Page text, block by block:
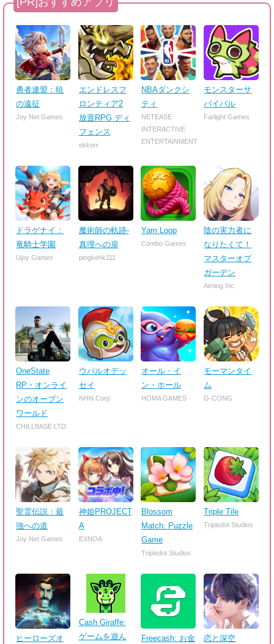
勇者連盟：暁
の遠征
Joy Net Games
エンドレスフ
ロンティア2
放置RPG ディ
フェンス
ekkorr
NBAダンクシ
ティ
NETEASE
INTERACTIVE
ENTERTAINMENT
モンスターサ
バイバル
Farlight Games
ドラゲナイ：
竜騎士学園
Ujoy Games
魔術師の軌跡-
真理への扉
pingkehk111
Yarn Loop
Combo Games
陰の実力者に
なりたくて！
マスターオブ
ガーデン
Aiming Inc
OneState
RP・オンライ
ンのオープン
ワールド
CHILLBASE LTD
ウパルオデッ
セイ
NHN Corp
オール・イ
ン・ホール
HOMA GAMES
モーマンタイ
ム
G-CONG
聖霊伝説：最
強への道
Joy Net Games
神姫PROJECT
A
EXNOA
Blossom
Match: Puzzle
Game
Tripledot Studios
Triple Tile
Tripledot Studios
ヒーローズオ
Cash Giraffe:
ゲームを遊ん
Freecash: お金
恋と深空